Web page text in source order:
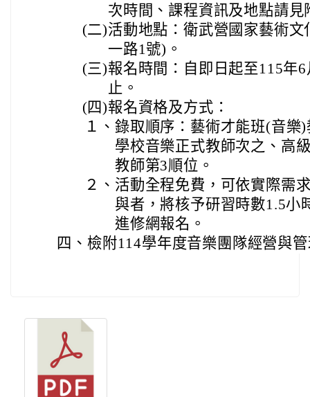
次時間、課程資訊及地點請見
(二)活動地點：衛武營國家藝術
一路1號)。
(三)報名時間：自即日起至115年
止。
(四)報名資格及方式：
１、 錄取順序：藝術才能班(音樂
學校音樂正式教師次之、高
教師第3順位。
２、 活動全程免費，可依實際需
與者，將核予研習時數1.5小
進修網報名。
四、 檢附114學年度音樂團隊經營與